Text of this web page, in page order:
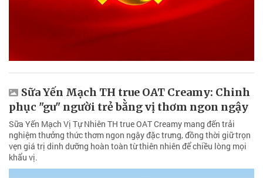
Sữa Yến Mạch TH true OAT Creamy: Chinh
phục "gu" người trẻ bằng vị thơm ngon ngậy
Sữa Yến Mạch Vị Tự Nhiên TH true OAT Creamy mang đến trải
nghiệm thưởng thức thơm ngon ngậy đặc trưng, đồng thời giữ trọn
vẹn giá trị dinh dưỡng hoàn toàn từ thiên nhiên để chiều lòng mọi
khẩu vị.